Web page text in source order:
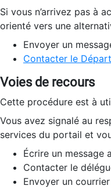
Si vous n’arrivez pas à
orienté vers une
Envoyer un
Contacter le
Voies de recours
Cette procédure est à
Vous avez signalé au
services du portail et
Écrire un message
Contacter le
Envoyer un